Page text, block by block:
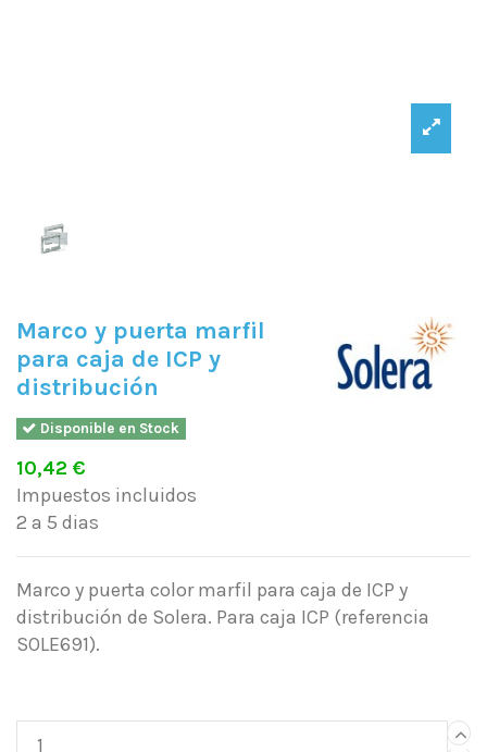
Marco y puerta marfil
para caja de ICP y
distribución
Disponible en Stock
10,42 €
Impuestos incluidos
2 a 5 dias
Marco y puerta color marfil para caja de ICP y
distribución de Solera. Para caja ICP (referencia
SOLE691).